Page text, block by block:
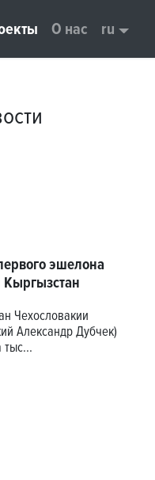
О нас ru
эшелона
Кыргызстан
Чехословакии
Александр Дубчек)
тыс...